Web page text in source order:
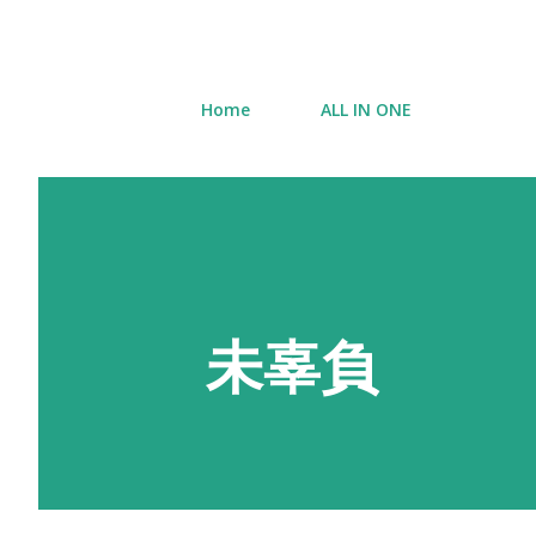
Home ALL IN ONE
未辜負